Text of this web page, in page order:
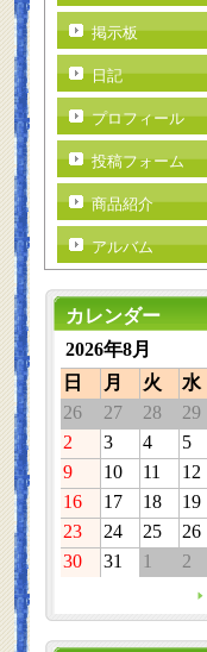
掲示板
日記
プロフィール
投稿フォーム
商品紹介
アルバム
カレンダー
2026年8月
日
月 火 水
26
27 28 29
2
3 4 5
9
10 11 12
16
17 18 19
23
24 25 26
30
31 1 2